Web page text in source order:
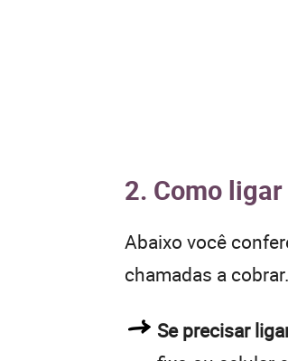
2. Como
Abaixo você
chamadas a cobrar.
Se precisar